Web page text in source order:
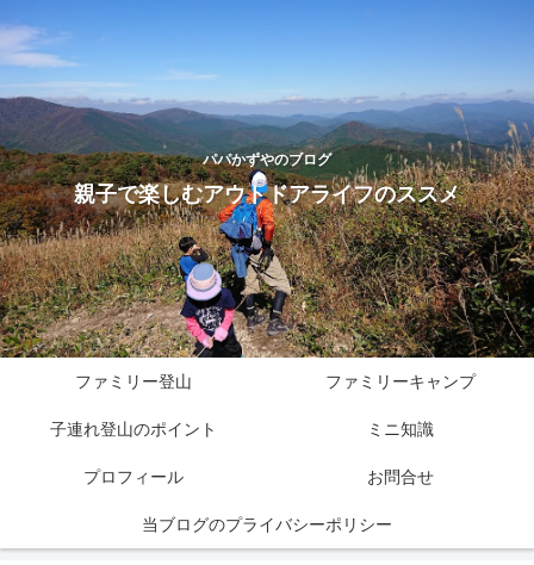
パパかずやのブログ
親子で楽しむアウトドアライフのススメ
ファミリー登山 ファミリーキャンプ
子連れ登山のポイント ミニ知識
プロフィール お問合せ
当ブログのプライバシーポリシー